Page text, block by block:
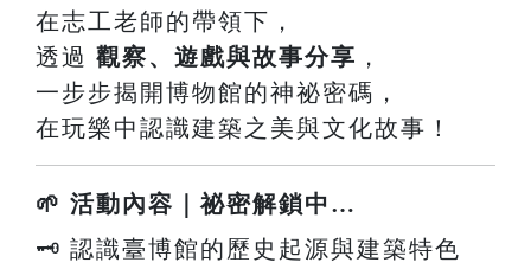
在志工老師的帶領下，
透過 觀察、遊戲與故事分享 ，
一步步揭開博物館的神祕密碼，
在玩樂中認識建築之美與文化故事！
🌱 活動內容｜祕密解鎖中…
🗝️ 認識臺博館的歷史起源與建築特色